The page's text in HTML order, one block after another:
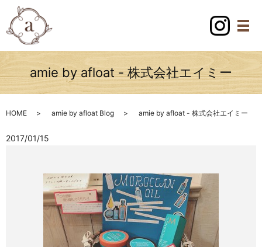
amie by afloat - 株式会社エイミー
HOME amie by afloat Blog amie by afloat - 株式会社エイミー
2017/01/15